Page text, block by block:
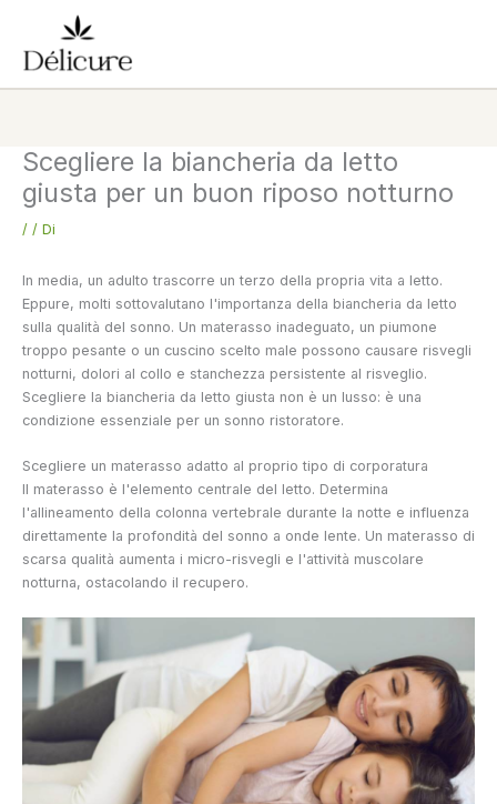
contenuto
Scegliere la biancheria da letto
giusta per un buon riposo notturno
/ / Di
In media, un adulto trascorre un terzo della propria vita a letto.
Eppure, molti sottovalutano l'importanza della biancheria da letto
sulla qualità del sonno. Un materasso inadeguato, un piumone
troppo pesante o un cuscino scelto male possono causare risvegli
notturni, dolori al collo e stanchezza persistente al risveglio.
Scegliere la biancheria da letto giusta non è un lusso: è una
condizione essenziale per un sonno ristoratore.
Scegliere un materasso adatto al proprio tipo di corporatura
Il materasso è l'elemento centrale del letto. Determina
l'allineamento della colonna vertebrale durante la notte e influenza
direttamente la profondità del sonno a onde lente. Un materasso di
scarsa qualità aumenta i micro-risvegli e l'attività muscolare
notturna, ostacolando il recupero.